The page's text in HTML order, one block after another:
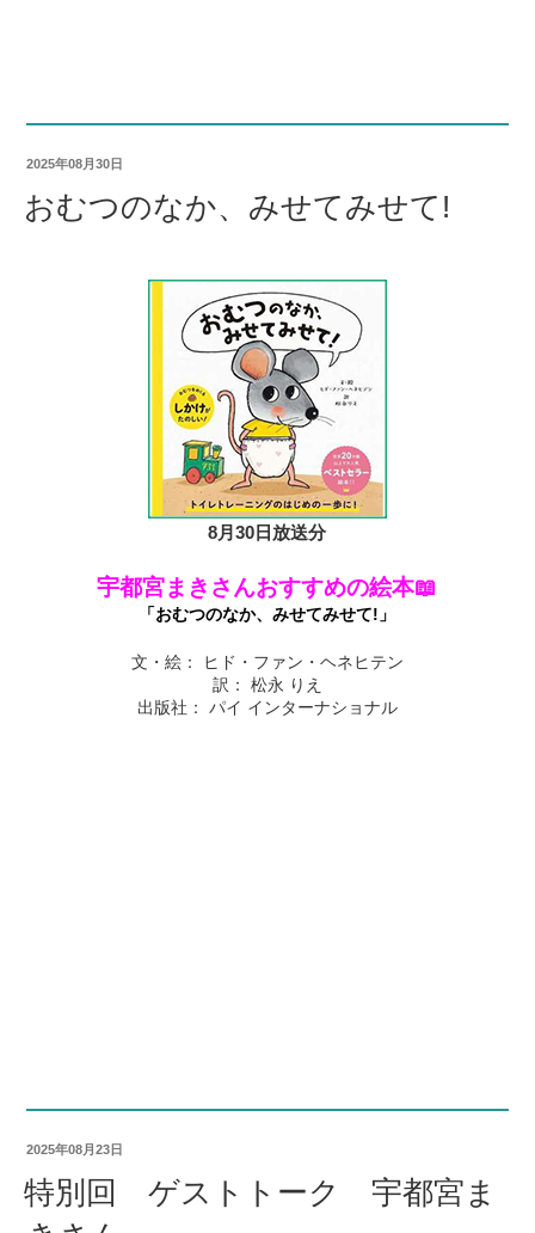
2025年08月30日
おむつのなか、みせてみせて!
8月30日放送分
宇都宮まきさんおすすめの絵本📖
「おむつのなか、みせてみせて!」
文・絵： ヒド・ファン・ヘネヒテン
訳： 松永 りえ
出版社： パイ インターナショナル
2025年08月23日
特別回 ゲストトーク 宇都宮ま